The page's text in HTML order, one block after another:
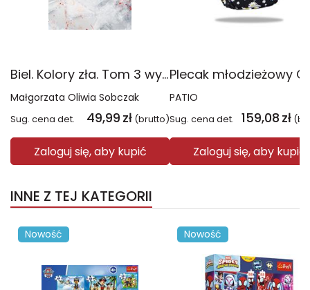
Biel. Kolory zła. Tom 3 wyd. 2025
Małgorzata Oliwia Sobczak
Sug. cena det. 49,99 zł (brutto)
Zaloguj się, aby kupić
PATIO
Sug. cena det. 159,08 zł
Zaloguj się, aby kupić
INNE Z TEJ KATEGORII
Nowość Nowość